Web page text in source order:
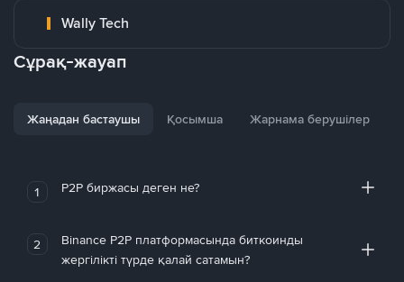
Wally Tech
Сұрақ-жауап
Жаңадан бастаушы Қосымша Жарнама берушілер
1 P2P биржасы деген не?
2
Binance P2P платформасында биткоинды
жергілікті түрде қалай сатамын?